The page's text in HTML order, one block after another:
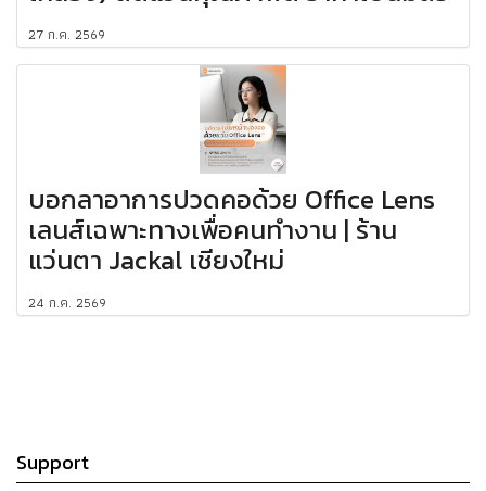
27 ก.ค. 2569
บอกลาอาการปวดคอด้วย Office Lens
เลนส์เฉพาะทางเพื่อคนทำงาน | ร้าน
แว่นตา Jackal เชียงใหม่
24 ก.ค. 2569
Support